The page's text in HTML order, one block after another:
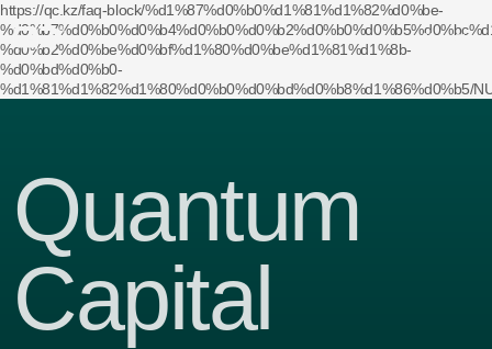
меню
https://qc.kz/faq-block/%d1%87%d0%b0%d1%81%d1%82%d0%be-
%d0%b2%d0%be%d0%bf%d1%80%d0%be%d1%81%d1%8b-
%d0%bd%d0%b0-
%d1%81%d1%82%d1%80%d0%b0%d0%bd%d0%b8%d1%86%d0%b5/
Quantum
Capital